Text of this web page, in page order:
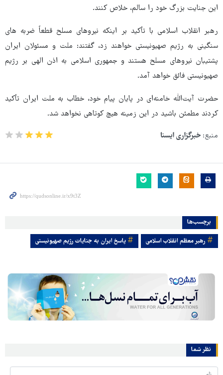
این جنایت بزرگ خود را سالم، خلاص کنند.
رهبر انقلاب اسلامی با تأکید بر اینکه نیروهای مسلح قطعاً ضربه های
سنگینی به رژیم صهیونیستی خواهند زد، گفتند: ملت و مسئولان ایران
پشتیبان نیروهای مسلح هستند و جمهوری اسلامی به اذن الهی بر رژیم
صهیونیستی فائق خواهد آمد.
حضرت آیت‌الله خامنه‌ای در پایان پیام خود، خطاب به ملت ایران تأکید
کردند مطمئن باشید در این زمینه هیچ کوتاهی نخواهد شد.
منبع: خبرگزاری ایسنا
برچسب‌ها
رهبر معظم انقلاب اسلامی پاسخ ایران به جنایات رژیم صهیونیستی
نظر شما